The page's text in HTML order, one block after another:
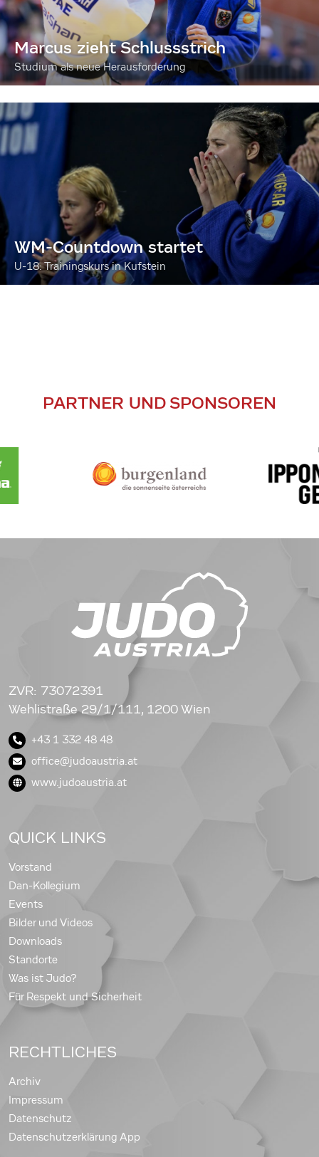
Marcus zieht Schlussstrich
Studium als neue Herausforderung
WM-Countdown startet
U-18: Trainingskurs in Kufstein
PARTNER UND SPONSOREN
ZVR: 73072391
Wehlistraße 29/1/111, 1200 Wien
+43 1 332 48 48
office@judoaustria.at
www.judoaustria.at
QUICK LINKS
Vorstand
Dan-Kollegium
Events
Bilder und Videos
Downloads
Standorte
Was ist Judo?
Für Respekt und Sicherheit
RECHTLICHES
Archiv
Impressum
Datenschutz
Datenschutzerklärung App